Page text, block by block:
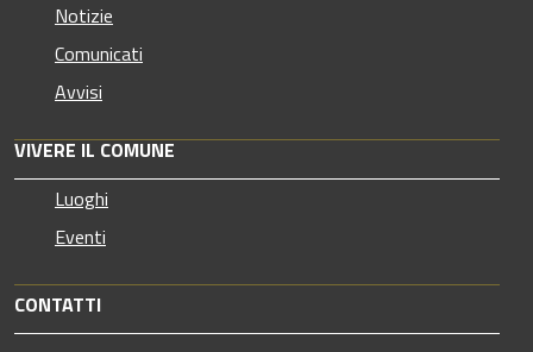
Notizie
Comunicati
Avvisi
VIVERE IL COMUNE
Luoghi
Eventi
CONTATTI